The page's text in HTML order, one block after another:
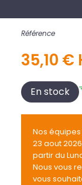
Référence
35,10 €
En stock
Nos
23 aout
partir du
Nous vous
vous